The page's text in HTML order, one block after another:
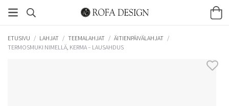
ETUSIVU / LAHJAT / TEEMALAHJAT / ÄITIENPÄIVÄLAHJAT /
TERMOSMUKI NIMELLÄ, KERMA – LAUSAHDUS